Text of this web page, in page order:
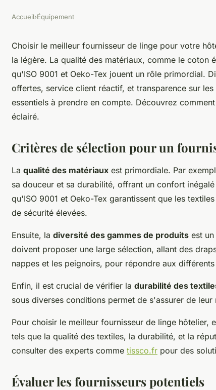
le meilleur
hotellerie
Accueil›Équipement
Choisir le meilleur fournisseur de linge pour votre
la légère. La qualité des matériaux, comme le coton
qu'ISO 9001 et Oeko-Tex jouent un rôle primordial.
offertes, service client réactif, et transparence sur
essentiels à prendre en compte. Découvrez
éclairé.
Critères de sélection pour un
La qualité des matériaux est primordiale. Par
sa douceur et sa durabilité, offrant un confort
qu'ISO 9001 et Oeko-Tex garantissent que les
de sécurité élevées.
Ensuite, la diversité des gammes de produits est
doivent proposer une large sélection, allant des
nappes et les peignoirs, pour répondre aux
Enfin, il est crucial de vérifier la durabilité des
sous diverses conditions permet de s'assurer de
Pour choisir le meilleur fournisseur de linge hôtelier,
tels que la qualité des textiles, la durabilité, et la
consulter des experts comme tissco.fr pour des
Évaluer les fournisseurs potentiels